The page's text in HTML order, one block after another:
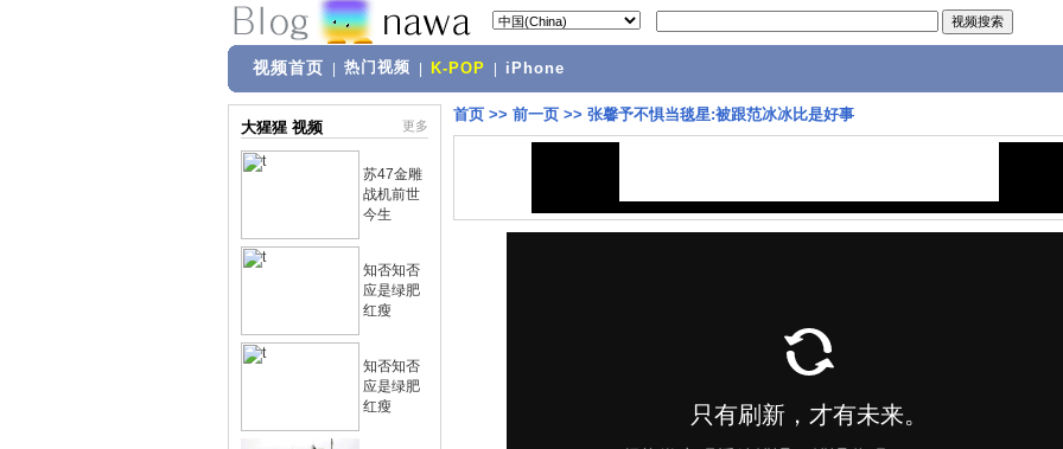
视频首页 热门视频 K-POP iPhone
大猩猩 视频 更多
苏47金雕
战机前世
今生
知否知否
应是绿肥
红瘦
知否知否
应是绿肥
红瘦
首页 >> 前一页 >> 张馨予不惧当毯星:被跟范冰冰比是好事